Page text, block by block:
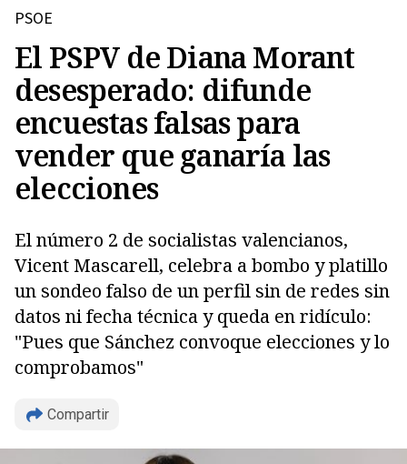
PSOE
El PSPV de Diana Morant
desesperado: difunde
encuestas falsas para
vender que ganaría las
elecciones
El número 2 de socialistas valencianos,
Vicent Mascarell, celebra a bombo y platillo
un sondeo falso de un perfil sin de redes sin
datos ni fecha técnica y queda en ridículo:
"Pues que Sánchez convoque elecciones y lo
comprobamos"
Compartir
Copiar